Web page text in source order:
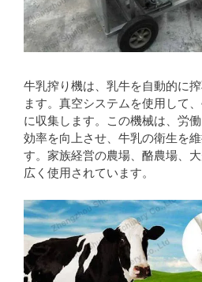
牛乳搾り機は、乳牛を自動的に
ます。真空システムを使用して
に収集します。この機械は、労
効率を向上させ、牛乳の衛生を
す。家族経営の農場、酪農場、
広く使用されています。